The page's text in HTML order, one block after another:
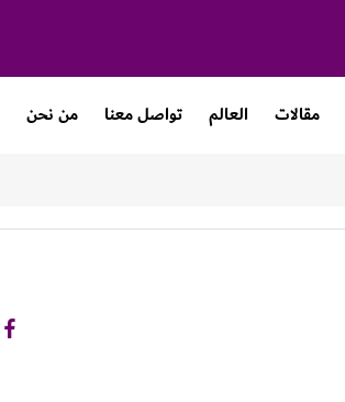
مقالات العالم تواصل معنا من نحن